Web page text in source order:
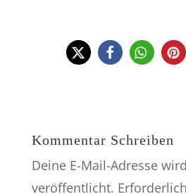
Höhengewinn:
Kommentar Schreiben
Deine E-Mail-Adresse
veröffentlicht.